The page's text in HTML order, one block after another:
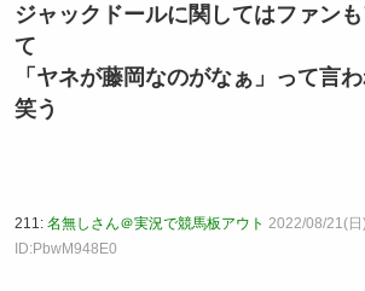
ジャックドールに関してはファン
て
「ヤネが藤岡なのがなぁ」って言
笑う
211: 名無しさん＠実況で競馬板アウト 2022/08/21(
ID:PbwM948E0